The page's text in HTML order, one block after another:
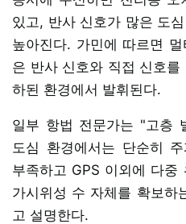
있고, 반사 신호가 많은 도
높아진다. 가민에 따르면
은 반사 신호와 직접 신호
하된 환경에서 발휘된다.
일부 항법 전문가는 "고층
도심 환경에서는 단순히
부족하고 GPS 이외에 다중
가시위성 수 자체를 확보하
고 설명한다.